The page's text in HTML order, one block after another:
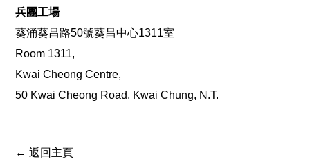
兵團工場
葵涌葵昌路50號葵昌中心1311室
Room 1311,
Kwai Cheong Centre,
50 Kwai Cheong Road, Kwai Chung, N.T.
← 返回主頁